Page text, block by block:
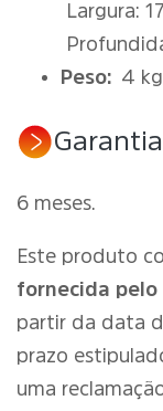
Largura:
Peso: 4
6 meses.
Este produto
fornecida
partir da data
prazo
uma